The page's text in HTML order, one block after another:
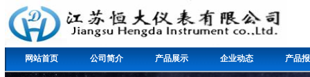
网站首页 公司简介 产品展示 企业动态 产品